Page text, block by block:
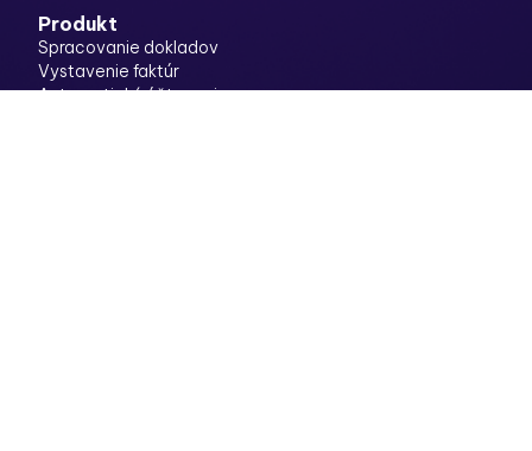
Produkt
Spracovanie dokladov
Vystavenie faktúr
Automatické účtovanie